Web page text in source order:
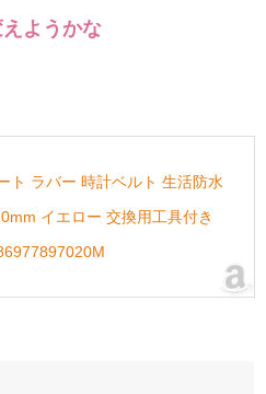
ようかな
ト ラバー 時計ベルト 生活防水
イエロー 交換用工具付き